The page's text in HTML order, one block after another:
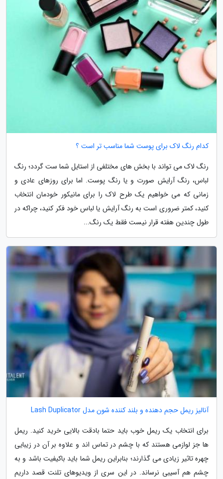
کدام رنگ لاک برای پوست شما مناسب تر است ؟
رنگ لاک می تواند با بخش های مختلفی از استایل شما ست گردد؛ رنگ
لباس، رنگ آرایش صورت و یا رنگ پوست. اما برای روزهای عادی و
زمانی که می خواهیم یک طرح لاک را برای مانیکور خودمان انتخاب
کنید، کمتر ضروری است به رنگ آرایش یا لباس خود فکر کنید، چراکه در
طول چندین هفته قرار نیست فقط یک رنگ...
آنالیز ریمل حجم دهنده و بلند کننده شون مدل Lash Duplicator
برای انتخاب یک ریمل خوب باید حتما بادقت بالایی خرید کنید. ریمل
ها جز لوازمی هستند که با چشم در تماس اند و علاوه بر آن در زیبایی
چهره تاثیر زیادی می گذارند؛ بنابراین ریمل شما باید باکیفیت باشد و به
چشم هم آسیبی نرساند. در این سری از ویدیوهای تلنت قصد داریم